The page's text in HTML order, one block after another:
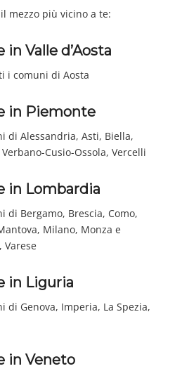
mezzo più vicino a te:
Valle d’Aosta
i comuni di Aosta
in Piemonte
di Alessandria, Asti, Biella,
Cusio-Ossola, Vercelli
in Lombardia
di Bergamo, Brescia, Como,
Milano, Monza e
Varese
in Liguria
di Genova, Imperia, La Spezia,
in Veneto